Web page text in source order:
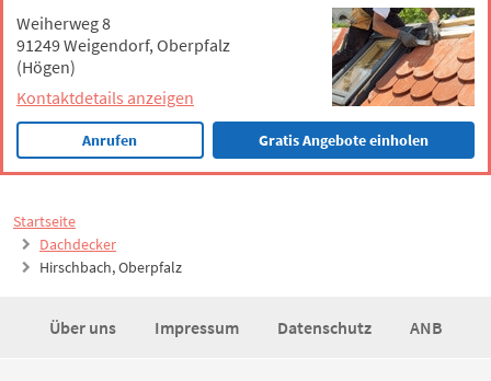
Startseite
Dachdecker
Hirschbach, Oberpfalz
Weiherweg 8
91249 Weigendorf, Oberpfalz
(Högen)
Kontaktdetails anzeigen
Anrufen Gratis Angebote einholen
Über uns Impressum Datenschutz ANB